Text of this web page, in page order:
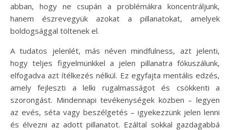
abban, hogy ne csupán a problémákra koncentráljunk,
hanem észrevegyük azokat a pillanatokat, amelyek
boldogsággal töltenek el.
A tudatos jelenlét, más néven mindfulness, azt jelenti,
hogy teljes figyelmünkkel a jelen pillanatra fókuszálunk,
elfogadva azt ítélkezés nélkül. Ez egyfajta mentális edzés,
amely fejleszti a lelki rugalmasságot és csökkenti a
szorongást. Mindennapi tevékenységek közben – legyen
az evés, séta vagy beszélgetés – igyekezzünk jelen lenni
és élvezni az adott pillanatot. Ezáltal sokkal gazdagabbá